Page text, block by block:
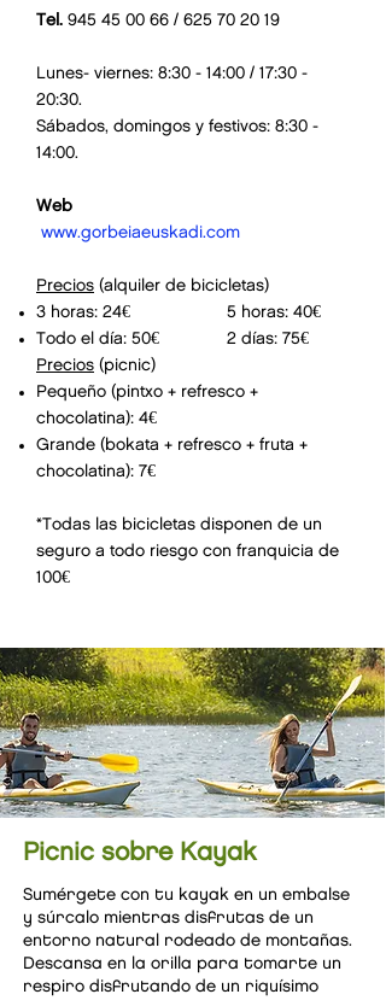
Tel. 945 45 00 66 / 625 70 20 19
Lunes- viernes: 8:30 - 14:00 / 17:30 -
20:30.
Sábados, domingos y festivos: 8:30 -
14:00.
Web
www.gorbeiaeuskadi.com
Precios (alquiler de bicicletas)
3 horas: 24€ 5 horas: 40€
Todo el día: 50€ 2 días: 75€
Precios (picnic)
Pequeño (pintxo + refresco +
chocolatina): 4€
Grande (bokata + refresco + fruta +
chocolatina): 7€
*Todas las bicicletas disponen de un
seguro a todo riesgo con franquicia de
100€ ​
Picnic sobre Kayak
Sumérgete con tu kayak en un embalse
y súrcalo mientras disfrutas de un
entorno natural rodeado de montañas.
Descansa en la orilla para tomarte un
respiro disfrutando de un riquísimo